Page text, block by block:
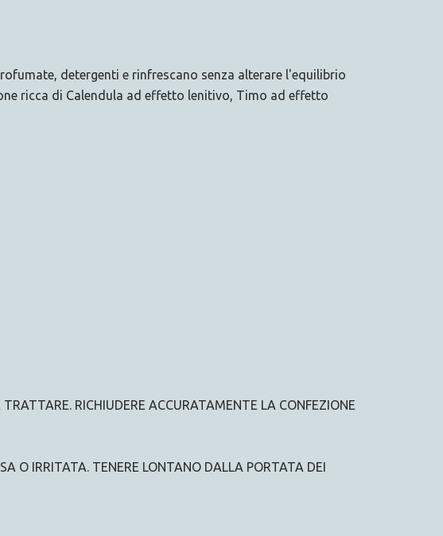
detergenti e rinfrescano senza alterare l'equilibrio
ricca di Calendula ad effetto lenitivo, Timo ad effetto
RICHIUDERE ACCURATAMENTE LA CONFEZIONE
O IRRITATA. TENERE LONTANO DALLA PORTATA DEI